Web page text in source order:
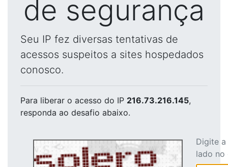
de segurança
Seu IP fez diversas tentativas de
acessos suspeitos a sites hospedados
conosco.
Para liberar o acesso do IP 216.73.216.145,
responda ao desafio abaixo.
Digite
lado no